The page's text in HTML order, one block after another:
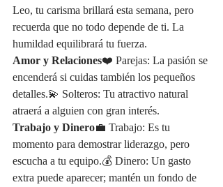
Leo, tu carisma brillará esta semana, pero
recuerda que no todo depende de ti. La
humildad equilibrará tu fuerza.
Amor y Relaciones❤️ Parejas: La pasión se
encenderá si cuidas también los pequeños
detalles.💫 Solteros: Tu atractivo natural
atraerá a alguien con gran interés.
Trabajo y Dinero💼 Trabajo: Es tu
momento para demostrar liderazgo, pero
escucha a tu equipo.💰 Dinero: Un gasto
extra puede aparecer; mantén un fondo de